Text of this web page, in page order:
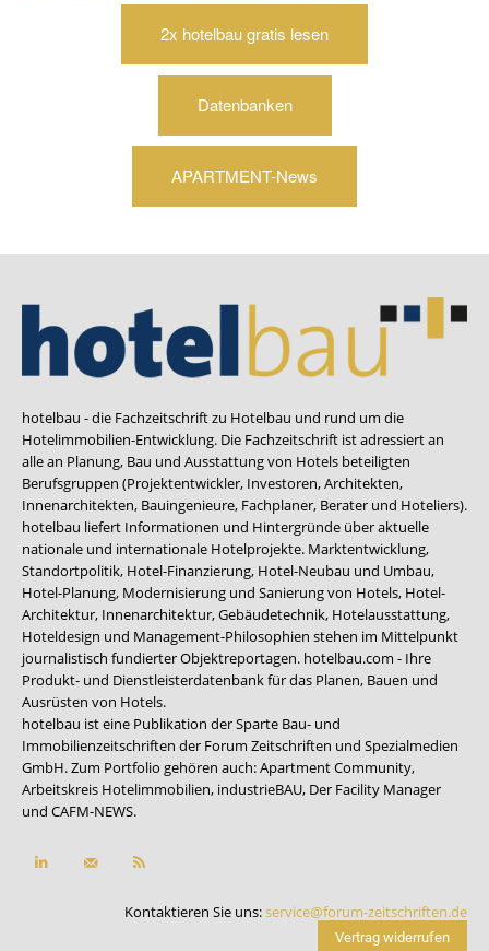
2x hotelbau gratis lesen
Datenbanken
APARTMENT-News
hotelbau - die Fachzeitschrift zu Hotelbau und rund um die
Hotelimmobilien-Entwicklung. Die Fachzeitschrift ist adressiert an
alle an Planung, Bau und Ausstattung von Hotels beteiligten
Berufsgruppen (Projektentwickler, Investoren, Architekten,
Innenarchitekten, Bauingenieure, Fachplaner, Berater und Hoteliers).
hotelbau liefert Informationen und Hintergründe über aktuelle
nationale und internationale Hotelprojekte. Marktentwicklung,
Standortpolitik, Hotel-Finanzierung, Hotel-Neubau und Umbau,
Hotel-Planung, Modernisierung und Sanierung von Hotels, Hotel-
Architektur, Innenarchitektur, Gebäudetechnik, Hotelausstattung,
Hoteldesign und Management-Philosophien stehen im Mittelpunkt
journalistisch fundierter Objektreportagen. hotelbau.com - Ihre
Produkt- und Dienstleisterdatenbank für das Planen, Bauen und
Ausrüsten von Hotels.
hotelbau ist eine Publikation der Sparte Bau- und
Immobilienzeitschriften der Forum Zeitschriften und Spezialmedien
GmbH. Zum Portfolio gehören auch:Apartment Community,
Arbeitskreis Hotelimmobilien, industrieBAU, Der Facility Manager
und CAFM-NEWS.
Kontaktieren Sie uns:service@forum-zeitschriften.de
Vertrag widerrufen